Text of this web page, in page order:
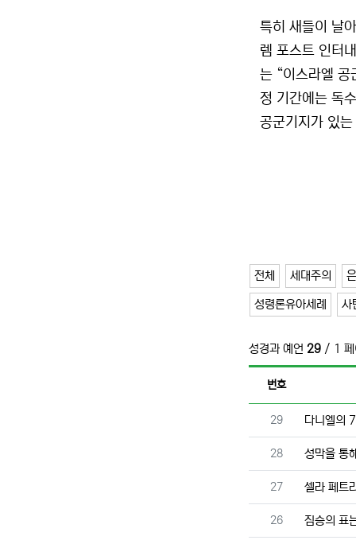
특히 새들이 날
렘 포스트 인터
는 “이스라엘 공
정 기간에는 독
공군기지가 있
전체 세대주의
성령론유아세례 사
성경과 예언 29 / 1 페
번호
번호
29 다니엘의
번호
28 성막을 통
번호
27 셀라 페트
번호
26 짐승의 표